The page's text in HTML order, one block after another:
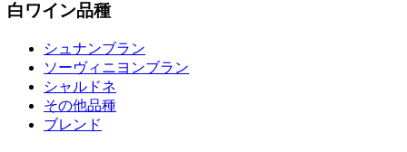
白ワイン品種
シュナンブラン
ソーヴィニヨンブラン
シャルドネ
その他品種
ブレンド